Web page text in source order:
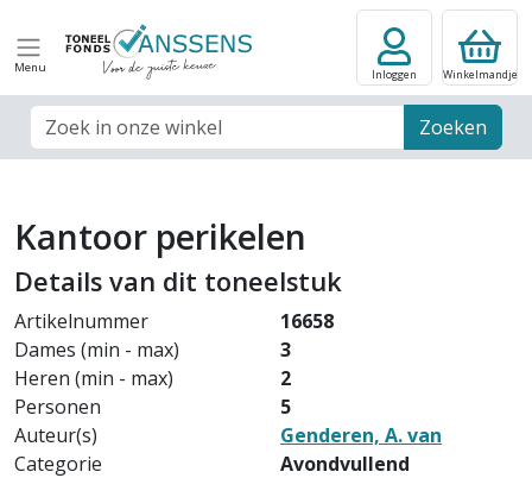
Menu
Zoek veld Zoeken
Inloggen Winkelmandje
Kantoor perikelen
Details van dit toneelstuk
Artikelnummer
16658
Dames (min - max)
3
Heren (min - max)
2
Personen
5
Auteur(s)
Genderen, A. van
Categorie
Avondvullend